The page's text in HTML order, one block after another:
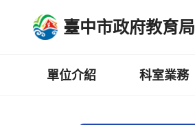
臺中市政府教育局
單位介紹 科室業務